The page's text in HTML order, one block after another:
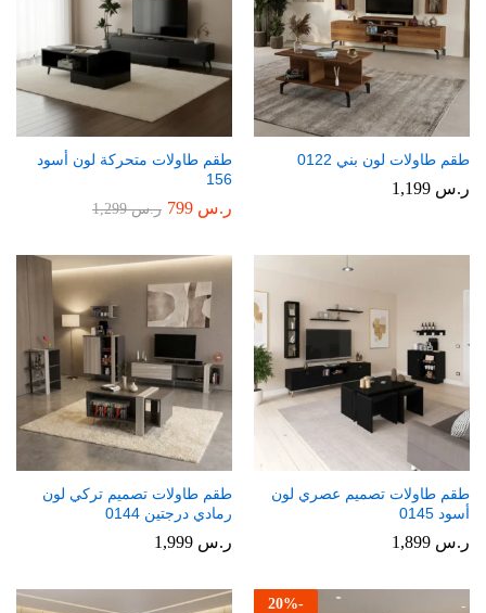
طقم طاولات لون بني 0122
ر.س
طقم طاولات متحركة لون أسود
156
ر.س ر.س1,299
طقم طاولات تصميم عصري لون
أسود 0145
ر.س
طقم طاولات تصميم تركي لون
رمادي درجتين 0144
ر.س
-
20%